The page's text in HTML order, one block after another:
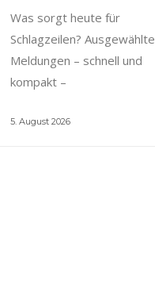
Was sorgt heute für
Schlagzeilen? Ausgewählte
Meldungen – schnell und
kompakt –
5. August 2026